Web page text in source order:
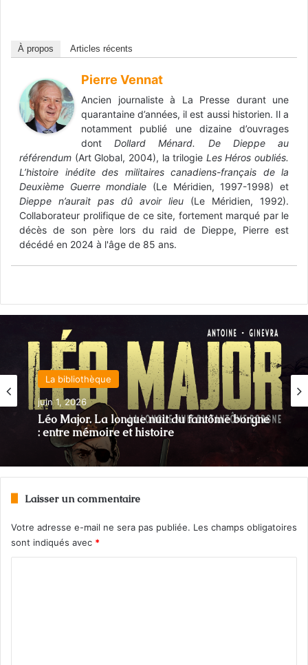
À propos Articles récents
Pierre Vennat
Ancien journaliste à La Presse durant une
quarantaine d’années, il est aussi historien. Il a
notamment publié une dizaine d’ouvrages
dontDollard Ménard. De Dieppe au
référendum (Art Global, 2004), la trilogie Les Héros oubliés.
L’histoire inédite des militaires canadiens-français de la
Deuxième Guerre mondiale (Le Méridien, 1997-1998) et
Dieppe n’aurait pas dû avoir lieu (Le Méridien, 1992).
Collaborateur prolifique de ce site, fortement marqué par le
décès de son père lors du raid de Dieppe, Pierre est
décédé en 2024 à l'âge de 85 ans.
La bibliothèque
juin 1, 2026
Léo Major. La longue nuit du fantôme borgne
: entre mémoire et histoire
Laisser un commentaire
Votre adresse e-mail ne sera pas publiée. Les champs obligatoires
sont indiqués avec *